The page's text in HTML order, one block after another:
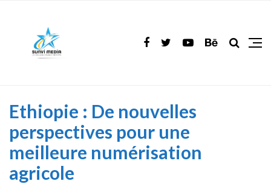
Ethiopie : De nouvelles
perspectives pour une
meilleure numérisation
agricole